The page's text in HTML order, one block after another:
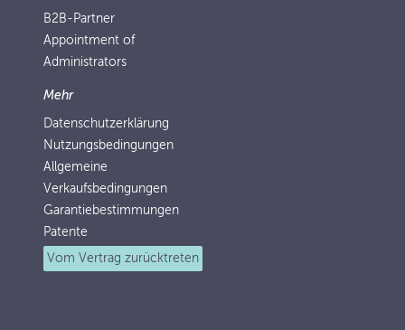
B2B-Partner
Appointment of
Administrators
Mehr
Datenschutzerklärung
Nutzungsbedingungen
Allgemeine
Verkaufsbedingungen
Garantiebestimmungen
Patente
Vom Vertrag zurücktreten